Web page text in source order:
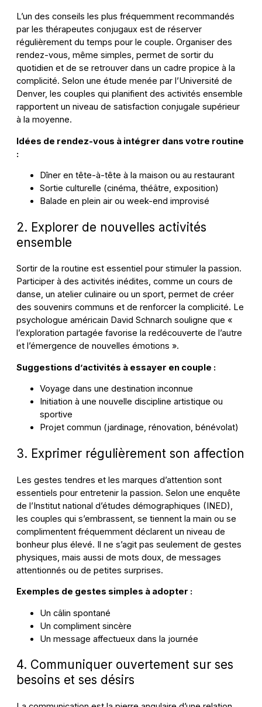
L’un des conseils les plus fréquemment recommandés
par les thérapeutes conjugaux est de réserver
régulièrement du temps pour le couple. Organiser des
rendez-vous, même simples, permet de sortir du
quotidien et de se retrouver dans un cadre propice à la
complicité. Selon une étude menée par l’Université de
Denver, les couples qui planifient des activités ensemble
rapportent un niveau de satisfaction conjugale supérieur
à la moyenne.
Idées de rendez-vous à intégrer dans votre routine
:
Dîner en tête-à-tête à la maison ou au restaurant
Sortie culturelle (cinéma, théâtre, exposition)
Balade en plein air ou week-end improvisé
2. Explorer de nouvelles activités
ensemble
Sortir de la routine est essentiel pour stimuler la passion.
Participer à des activités inédites, comme un cours de
danse, un atelier culinaire ou un sport, permet de créer
des souvenirs communs et de renforcer la complicité. Le
psychologue américain David Schnarch souligne que «
l’exploration partagée favorise la redécouverte de l’autre
et l’émergence de nouvelles émotions ».
Suggestions d’activités à essayer en couple :
Voyage dans une destination inconnue
Initiation à une nouvelle discipline artistique ou
sportive
Projet commun (jardinage, rénovation, bénévolat)
3. Exprimer régulièrement son affection
Les gestes tendres et les marques d’attention sont
essentiels pour entretenir la passion. Selon une enquête
de l’Institut national d’études démographiques (INED),
les couples qui s’embrassent, se tiennent la main ou se
complimentent fréquemment déclarent un niveau de
bonheur plus élevé. Il ne s’agit pas seulement de gestes
physiques, mais aussi de mots doux, de messages
attentionnés ou de petites surprises.
Exemples de gestes simples à adopter :
Un câlin spontané
Un compliment sincère
Un message affectueux dans la journée
4. Communiquer ouvertement sur ses
besoins et ses désirs